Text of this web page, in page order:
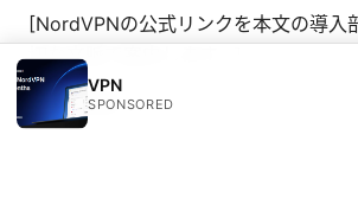
[NordVPNの公式リンクを本文の導入
切な文脈で案内します。]
Sources:
VPN
SPONSORED